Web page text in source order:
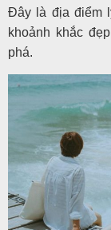
Đây là địa điểm
khoảnh khắc
phá.